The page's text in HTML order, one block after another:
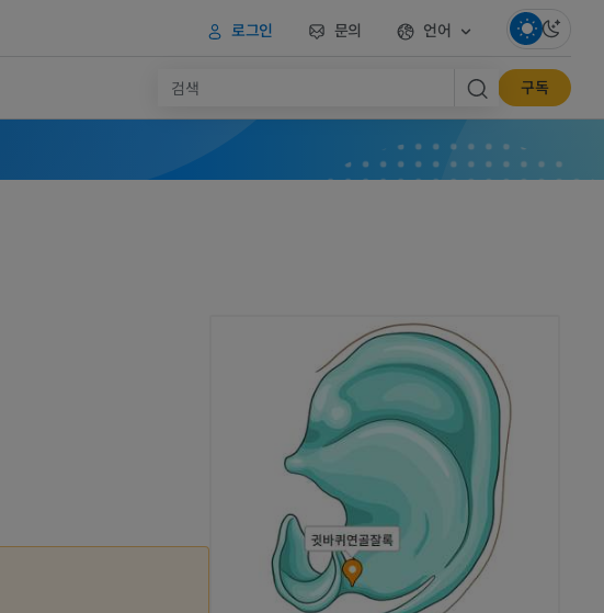
로그인 문의 언어
구독